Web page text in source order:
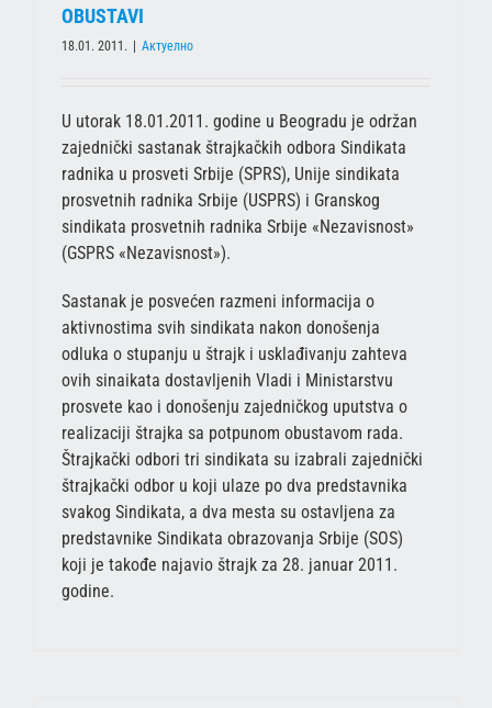
OBUSTAVI
18.01. 2011. Актуелно
U utorak 18.01.2011. godine u Beogradu je održan
zajednički sastanak štrajkačkih odbora Sindikata
radnika u prosveti Srbije (SPRS), Unije sindikata
prosvetnih radnika Srbije (USPRS) i Granskog
sindikata prosvetnih radnika Srbije «Nezavisnost»
(GSPRS «Nezavisnost»).
Sastanak je posvećen razmeni informacija o
aktivnostima svih sindikata nakon donošenja
odluka o stupanju u štrajk i usklađivanju zahteva
ovih sinaikata dostavljenih Vladi i Ministarstvu
prosvete kao i donošenju zajedničkog uputstva o
realizaciji štrajka sa potpunom obustavom rada.
Štrajkački odbori tri sindikata su izabrali zajednički
štrajkački odbor u koji ulaze po dva predstavnika
svakog Sindikata, a dva mesta su ostavljena za
predstavnike Sindikata obrazovanja Srbije (SOS)
koji je takođe najavio štrajk za 28. januar 2011.
godine.